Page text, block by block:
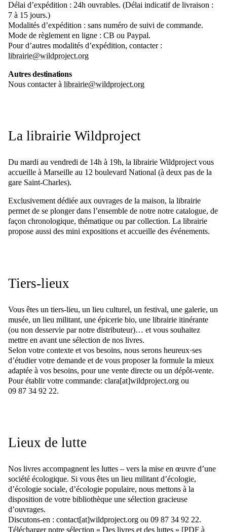
Délai d’expédition : 24h ouvrables. (Délai indicatif de livraison :
7 à 15 jours.)
Modalités d’expédition : sans numéro de suivi de commande.
Mode de règlement en ligne : CB ou Paypal.
Pour d’autres modalités d’expédition, contacter :
librairie@wildproject.org
Autres destinations
Nous contacter à librairie@wildproject.org
La librairie Wildproject
Du mardi au vendredi de 14h à 19h, la librairie Wildproject vous
accueille à Marseille au 12 boulevard National (à deux pas de la
gare Saint-Charles).
Exclusivement dédiée aux ouvrages de la maison, la librairie
permet de se plonger dans l’ensemble de notre notre catalogue, de
façon chronologique, thématique ou par collection. La librairie
propose aussi des mini expositions et accueille des événements.
Tiers-lieux
Vous êtes un tiers-lieu, un lieu culturel, un festival, une galerie, un
musée, un lieu militant, une épicerie bio, une librairie itinérante
(ou non desservie par notre distributeur)… et vous souhaitez
mettre en avant une sélection de nos livres.
Selon votre contexte et vos besoins, nous serons heureux·ses
d’étudier votre demande et de vous proposer la formule la mieux
adaptée à vos besoins, pour une vente directe ou un dépôt-vente.
Pour établir votre commande: clara[at]wildproject.org ou
09 87 34 92 22.
Lieux de lutte
Nos livres accompagnent les luttes – vers la mise en œuvre d’une
société écologique. Si vous êtes un lieu militant d’écologie,
d’écologie sociale, d’écologie populaire, nous mettons à la
disposition de votre bibliothèque une sélection gracieuse
d’ouvrages.
Discutons-en : contact[at]wildproject.org ou 09 87 34 92 22.
Télécharger notre sélection « Des livres et des luttes » [PDF à